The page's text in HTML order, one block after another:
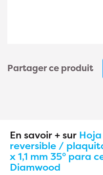
Partager ce produit
En savoir + sur
reversible /
x 1,1 mm 35° para
Diamwood